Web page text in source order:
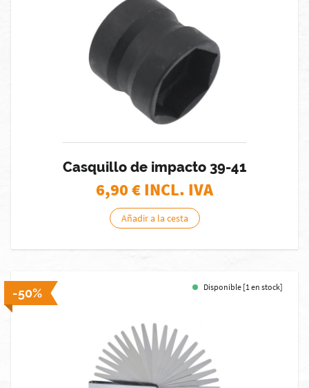
Casquillo de impacto 39-41
6,90€ INCL. IVA
Añadir a la cesta
-50% Disponible [1 en stock]